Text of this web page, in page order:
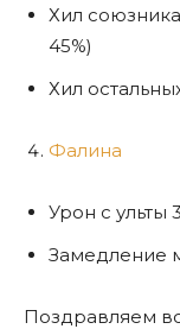
Хил
45%)
Хил
Фалина
Урон с ульты
Замедление
Поздравляем